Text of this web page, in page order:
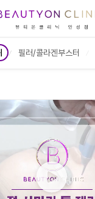
시술안내/가격
필러/콜라겐부스터